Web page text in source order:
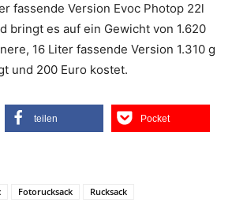
fassende Version Evoc Photop 22l
bringt es auf ein Gewicht von 1.620
16 Liter fassende Version 1.310 g
und 200 Euro kostet.
teilen Pocket
Fotorucksack Rucksack